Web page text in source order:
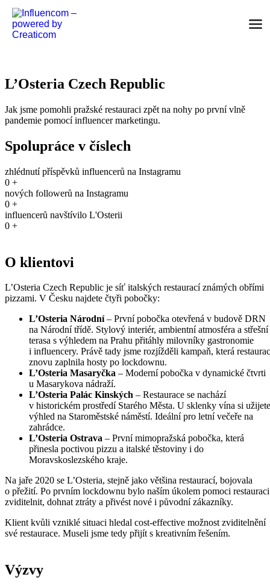
Přejít k obsahu
L’Osteria Czech Republic
Jak jsme pomohli pražské restauraci zpět na nohy po první vlně
pandemie pomocí influencer marketingu.
Spolupráce v číslech
zhlédnutí příspěvků influencerů na Instagramu
0 +
nových followerů na Instagramu
0 +
influencerů navštívilo L'Osterii
0 +
O klientovi
L’Osteria Czech Republic je síť italských restaurací známých obřími
pizzami. V Česku najdete čtyři pobočky:
L’Osteria Národní– První pobočka otevřená v budově DRN
na Národní třídě. Stylový interiér, ambientní atmosféra a střešní
terasa s výhledem na Prahu přitáhly milovníky gastronomie
i influencery. Právě tady jsme rozjížděli kampaň, která
znovu zaplnila hosty po lockdownu.
L’Osteria Masaryčka – Moderní pobočka v dynamické čtvrti
u Masarykova nádraží.
L’Osteria Palác Kinských – Restaurace se nachází
v historickém prostředí Starého Města. U sklenky vína si užijete
výhled na Staroměstské náměstí. Ideální pro letní večeře na
zahrádce.
L’Osteria Ostrava – První mimopražská pobočka, která
přinesla poctivou pizzu a italské těstoviny i do
Moravskoslezského kraje.
Na jaře 2020 se L’Osteria, stejně jako většina restaurací, bojovala
o přežití. Po prvním lockdownu bylo naším úkolem pomoci restauraci
zviditelnit, dohnat ztráty a přivést nové i původní zákazníky.
Klient kvůli vzniklé situaci hledal cost-effective možnost zviditelnění
své restaurace. Museli jsme tedy přijít s kreativním řešením.
Výzvy